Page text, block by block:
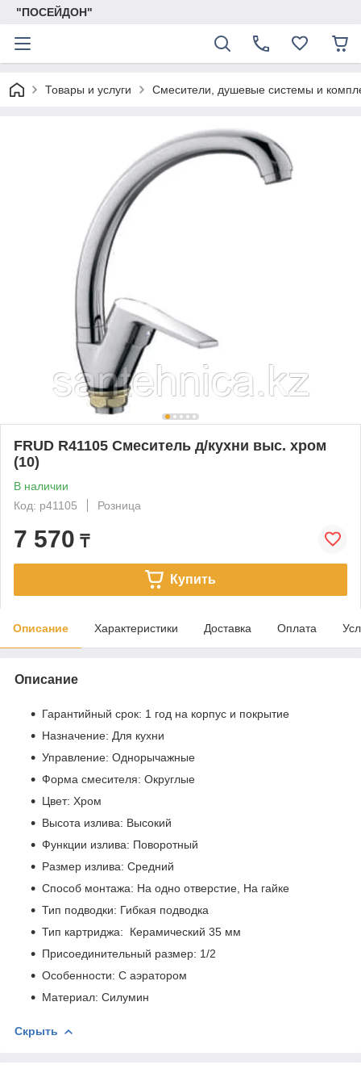
"ПОСЕЙДОН"
Товары и услуги Смесители, душевые системы и
FRUD R41105 Cмеситель д/кухни выс. хром
(10)
В наличии
Код: р41105
Розница
7 570 ₸
Купить
Описание Характеристики Доставка Оплата
Описание
Гарантийный срок: 1 год на корпус и покрытие
Назначение: Для кухни
Управление: Однорычажные
Форма смесителя: Округлые
Цвет: Хром
Высота излива: Высокий
Функции излива: Поворотный
Размер излива: Средний
Способ монтажа: На одно отверстие, На гайке
Тип подводки: Гибкая подводка
Тип картриджа: Керамический 35 мм
Присоединительный размер: 1/2
Особенности: С аэратором
Материал: Силумин
Скрыть